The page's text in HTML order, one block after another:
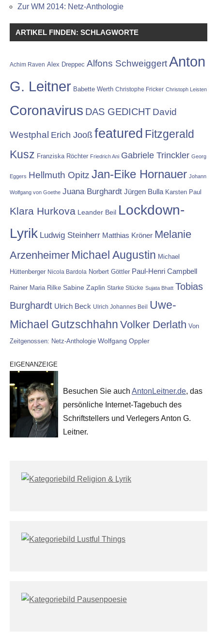
Zur WM 2014: Netz-Anthologie
ARTIKEL FINDEN: SCHLAGWORTE
Achim Raven Alex Dreppec Alfons SchweiggertAnton
G. Leitner Babette Werth Christophe Fricker Christoph Leisten
Coronavirus DAS GEDICHT David
Westphal Erich Jooß featured Fitzgerald
Kusz Franziska Röchter Friedrich Ani Gabriele Trinckler Georg
Eggers Hellmuth Opitz Jan-Eike Hornauer Johann
Wolfgang von Goethe Juana Burghardt Jürgen Bulla Karsten Paul
Klara Hurkova Leander Beil Lockdown-
Lyrik Ludwig Steinherr Matthias Kröner Melanie
Arzenheimer Michael Augustin Michael
Hüttenberger Nicola Bardola Norbert Göttler Paul-Henri Campbell
Rainer Maria Rilke Sabine Zaplin Starke Stücke Sujata Bhatt Tobias
Burghardt Ulrich Beck Ulrich Johannes Beil
Uwe-
Michael Gutzschhahn Volker Derlath Von
Zeitgenossen: Netz-Anthologie Wolfgang Oppler
EIGENANZEIGE
Besuchen Sie auch AntonLeitner.de, das
persönliche Internet-Tagebuch des
Schriftstellers und Verlegers Anton G.
Leitner.